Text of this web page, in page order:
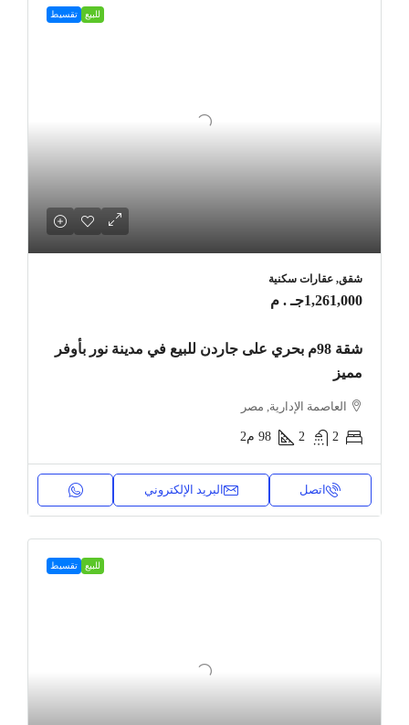
للبيع تقسيط
شقق, عقارات سكنية
1,261,000جـ . م
شقة 98م بحري على جاردن للبيع في مدينة نور بأوفر
مميز
العاصمة الإدارية, مصر
2
2
98 م2
اتصل البريد الإلكتروني
للبيع تقسيط